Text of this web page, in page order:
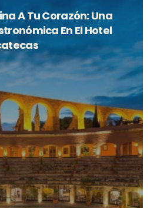
A Tu Corazón: Una
En El Hotel